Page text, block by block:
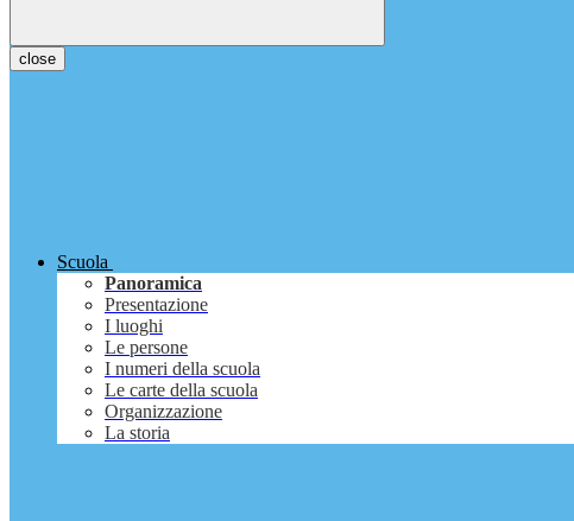
close
Scuola
Panoramica
Presentazione
I luoghi
Le persone
I numeri della scuola
Le carte della scuola
Organizzazione
La storia